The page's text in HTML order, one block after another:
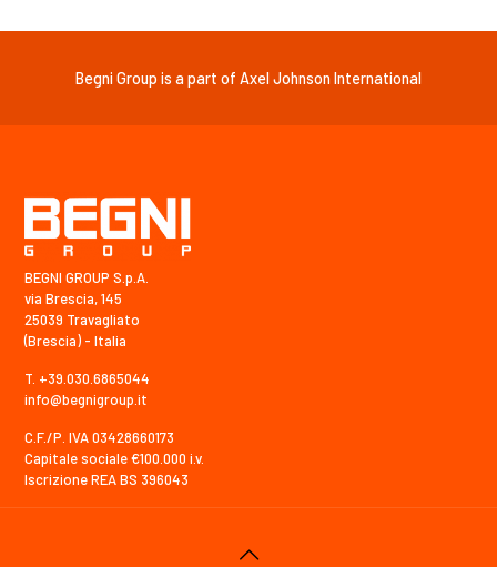
Begni Group is a part of Axel Johnson International
BEGNI GROUP S.p.A.
via Brescia, 145
25039 Travagliato
(Brescia) - Italia
T. +39.030.6865044
info@begnigroup.it
C.F./P. IVA 03428660173
Capitale sociale €100.000 i.v.
Iscrizione REA BS 396043